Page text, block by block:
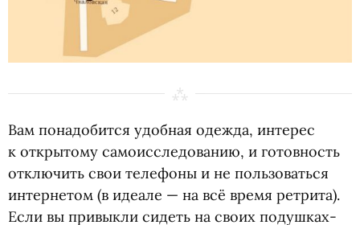
Вам понадобится удобная одежда, интерес
к открытому самоисследованию, и готовность
отключить свои телефоны и не пользоваться
интернетом (в идеале — на всё время ретрита).
Если вы привыкли сидеть на своих подушках-